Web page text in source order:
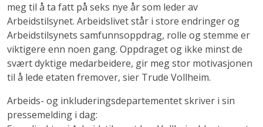
meg til å ta fatt på seks nye år som leder av
Arbeidstilsynet. Arbeidslivet står i store endringer og
Arbeidstilsynets samfunnsoppdrag, rolle og stemme er
viktigere enn noen gang. Oppdraget og ikke minst de
svært dyktige medarbeidere, gir meg stor motivasjonen
til å lede etaten fremover, sier Trude Vollheim.
Arbeids- og inkluderingsdepartementet skriver i sin
pressemelding i dag: